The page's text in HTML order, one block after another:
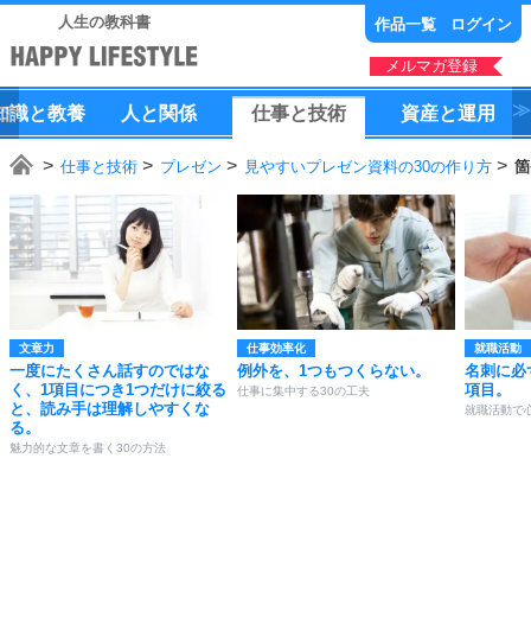
人生の教科書 作品一覧 ログイン
メルマガ登録
識と教養 人 と 関係 仕事と技術 資産と運用
仕事と技術 プレゼン 見やすいプレゼン資料の30の作り方
文章力
一度にたくさん話すのではな
く、1項目につき1つだけに絞る
と、読み手は理解しやすくな
る。
魅力的な文章を書く30の方法
仕事効率化
例外を、1つもつくらない。
仕事に集中する30の工夫
就職活動
名刺に必
項目。
就職活動で